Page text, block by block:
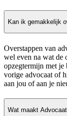
Kan ik gemakkelijk
Overstappen van
wel even na wat de
opzegtermijn met je
vorige advocaat of
aan jou of aan je
Wat maakt